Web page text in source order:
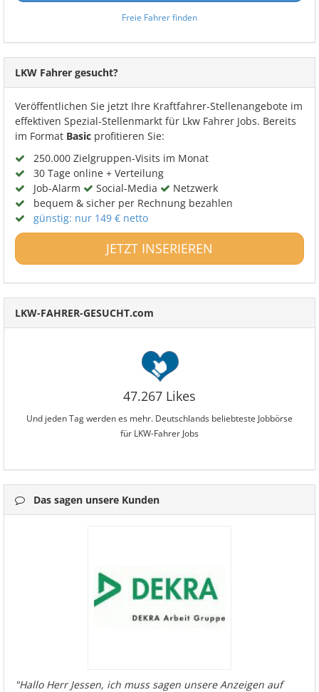
Freie Fahrer finden
LKW Fahrer gesucht?
Veröffentlichen Sie jetzt Ihre Kraftfahrer-Stellenangebote im
effektiven Spezial-Stellenmarkt für Lkw Fahrer Jobs. Bereits
im Format Basic profitieren Sie:
250.000 Zielgruppen-Visits im Monat
30 Tage online + Verteilung
Job-Alarm
Social-Media
Netzwerk
bequem & sicher per Rechnung bezahlen
günstig: nur 149 € netto
JETZT INSERIEREN
LKW-FAHRER-GESUCHT.com
47.267 Likes
Und jeden Tag werden es mehr. Deutschlands beliebteste Jobbörse
für LKW-Fahrer Jobs
Das sagen unsere Kunden
"Hallo Herr Jessen, ich muss sagen unsere Anzeigen auf